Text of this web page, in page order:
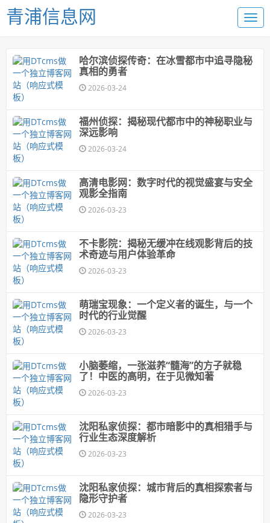
青浦信息网
哈尔滨侦探传奇：在冰雪都市中追寻隐秘
真相的勇者
2026-03-24
福州侦探：揭秘现代都市中的神秘职业与
深远影响
2026-03-24
高清电影网：数字时代的视觉盛宴与安全
观影全指南
2026-03-23
不卡影院：揭秘无缓冲在线观影背后的技
术奇迹与用户体验革命
2026-03-23
萌瑞宝现象：一个定义者的诞生，与一个
时代的行业觉醒
2026-03-23
小脑萎缩，一张滋养“髓海”的方子就稳
了！中医的高明，在于见微知著
2026-03-23
沈阳私家侦探：都市暗影中的真相猎手与
行业生态深度解析
2026-03-23
沈阳私家侦探：城市背后的真相探索者与
隐形守护者
2026-03-23